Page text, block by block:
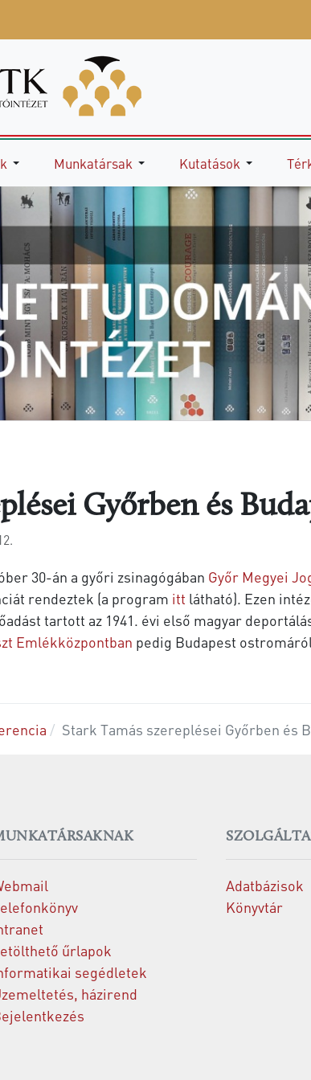
Munkatársak Kutatások
Győrben és
30-án a győri zsinagógában Győr Megyei
rendeztek (a program itt látható). Ezen
tartott az 1941. évi első magyar
Emlékközpontban pedig Budapest
Stark Tamás szereplései Győrben és
űrlapok
segédletek
házirend
Adatbázisok
Könyvtár